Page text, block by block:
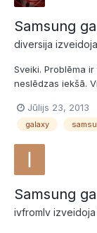
Samsung
diversija
Sveiki. Problēma
neslēdzas iekšā.
VOLUME pogām
visus tā teikt
Jūlijs 23, 2013
galaxy
Samsung
ivfromlv